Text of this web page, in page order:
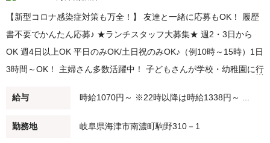
【新型コロナ感染症対策も万全！】 友達と一緒に応募もOK！ 履歴
書不要でかんたん応募♪ ★ランチスタッフ大募集★ 週2・3日から
OK 週4日以上OK 平日のみOK/土日祝のみOK♪（例10時～15時）1日
3時間～OK！ 主婦さん多数活躍中！ 子どもさんが学校・幼稚園に行
能です！ ★ディナースタッフ大募集★ 夕方（例：18時～21時）/深
夜バイト（例：21時～閉店）勤務できる方歓迎！ 22時以降は時給
給与 時給1070円～ ※22時以降は時給1338円～ ...
勤務地 岐阜県海津市南濃町駒野310－1